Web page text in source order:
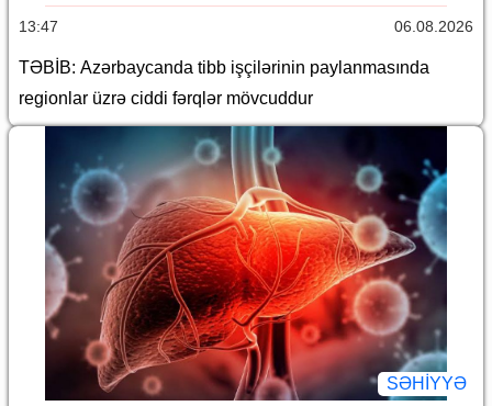
13:47 06.08.2026
TƏBİB: Azərbaycanda tibb işçilərinin paylanmasında
regionlar üzrə ciddi fərqlər mövcuddur
SƏHIYYƏ